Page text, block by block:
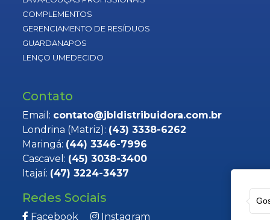
COMPLEMENTOS
GERENCIAMENTO DE RESÍDUOS
GUARDANAPOS
LENÇO UMEDECIDO
Contato
Email: contato@jbldistribuidora.com.br
Londrina (Matriz): (43) 3338-6262
Maringá: (44) 3346-7996
Cascavel: (45) 3038-3400
Itajaí: (47) 3224-3437
Redes Sociais
Facebook Instagram